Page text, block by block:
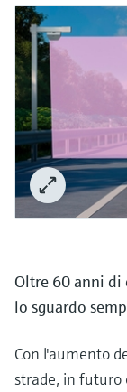
Oltre 60 anni di
lo sguardo
Con l'aumento
strade, in futuro